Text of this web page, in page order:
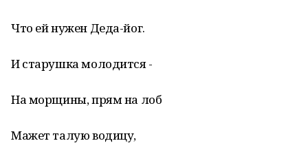
Что ей нужен Деда-йог.
И старушка молодится -
На морщины, прям на лоб
Мажет талую водицу,